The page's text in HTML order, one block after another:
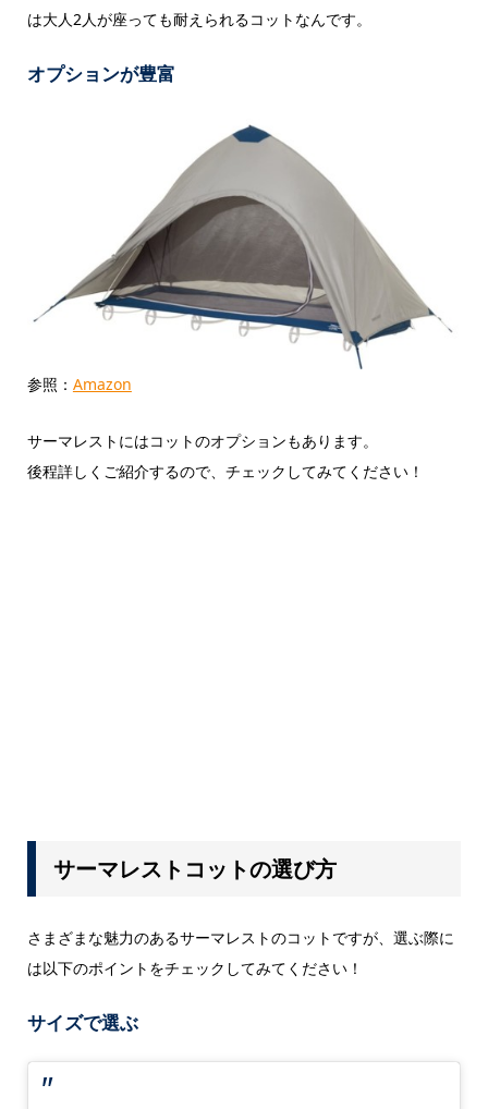
は大人2人が座っても耐えられるコットなんです。
オプションが豊富
参照： Amazon
サーマレストにはコットのオプションもあります。
後程詳しくご紹介するので、チェックしてみてください！
サーマレストコットの選び方
さまざまな魅力のあるサーマレストのコットですが、選ぶ際に
は以下のポイントをチェックしてみてください！
サイズで選ぶ